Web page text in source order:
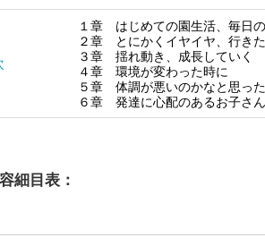
１章 はじめての園生活、毎日
２章 とにかくイヤイヤ、行き
３章 揺れ動き、成長していく
４章 環境が変わった時に
５章 体調が悪いのかなと思っ
６章 発達に心配のあるお子さん
細目表：